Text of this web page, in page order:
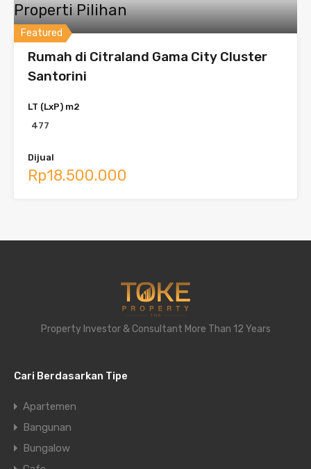
Properti Pilihan
Featured
Rumah di Citraland Gama City Cluster
Santorini
LT (LxP) m2
477
Dijual
Rp18.500.000
Property Investor & Consultant More Than 12 Years
Cari Berdasarkan Tipe
Apartemen
Bangunan
Bungalow